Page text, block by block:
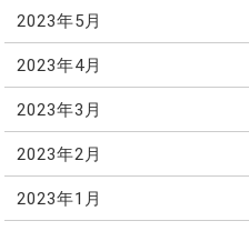
2023年5月
2023年4月
2023年3月
2023年2月
2023年1月